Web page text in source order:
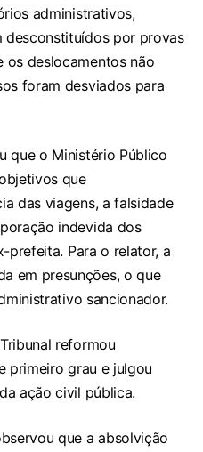
administrativos,
desconstituídos por provas
os deslocamentos não
foram desviados para
que o Ministério Público
que
das viagens, a falsidade
indevida dos
prefeita. Para o relator, a
em presunções, o que
sancionador.
reformou
primeiro grau e julgou
ação civil pública.
que a absolvição